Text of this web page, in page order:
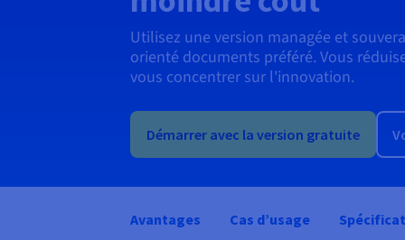
Utilisez une version managée et
orienté documents préféré. Vous
vous concentrer sur l'innovation.
Démarrer avec la version gratuite
Avantages Cas d’usage